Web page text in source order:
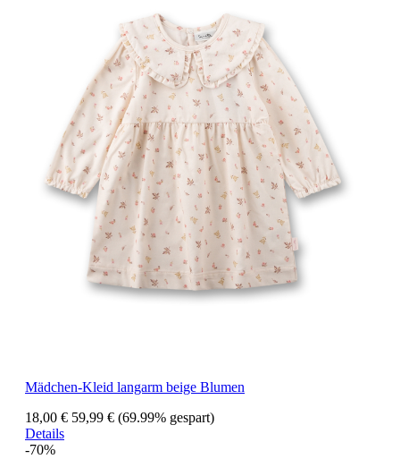
Mädchen-Kleid langarm beige Blumen
18,00 € 59,99 € (69.99% gespart)
Details
-70%